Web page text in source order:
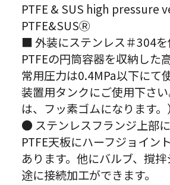
PTFE & SUS high pressure
PTFE&SUSⓇ
■ 外装にステンレス＃304
PTFEの円筒容器を収納した
常用圧力は0.4MPa以下にて
装置用タンクにご使用下さ
は、フッ素ゴムになります。）
● ステンレスフランジ上部に
PTFE天板にハーフジョイン
あります。他にバルブ、撹
途に接続加工ができます。